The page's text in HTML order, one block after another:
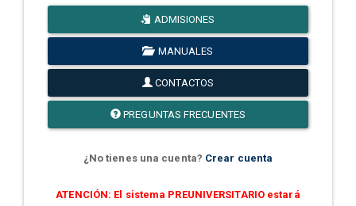
ADMISIONES
MANUALES
CONTACTOS
PREGUNTAS FRECUENTES
¿No tienes una cuenta? Crear cuenta
ATENCIÓN: El sistema PREUNIVERSITARIO estará